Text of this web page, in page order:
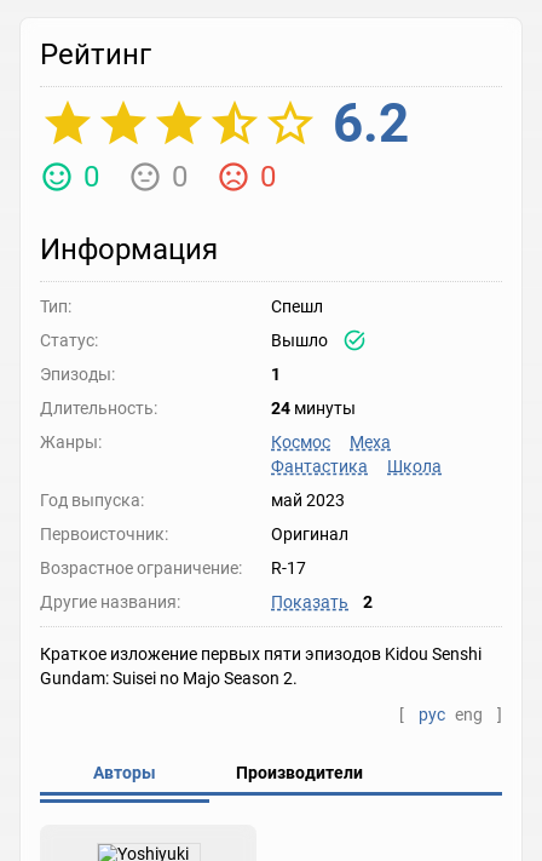
Выберите реакцию
Рейтинг
6.2
0 0 0
Информация
Тип:
Спешл
Статус:
Вышло
Эпизоды:
1
Длительность:
24 минуты
Жанры:
Космос
Меха
Фантастика
Школа
Год выпуска:
май 2023
Первоисточник:
Оригинал
Возрастное ограничение:
R-17
Другие названия:
Показать 2
Краткое изложение первых пяти эпизодов Kidou Senshi
Gundam: Suisei no Majo Season 2.
[
рус eng ]
Авторы Производители